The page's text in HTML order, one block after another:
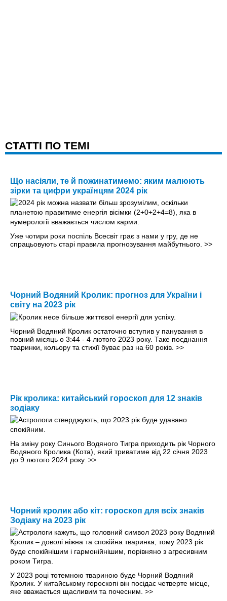
CТАТТІ ПО ТЕМІ
Що насіяли, те й пожинатимемо: яким малюють
зірки та цифри українцям 2024 рік
Уже чотири роки поспіль Всесвіт грає з нами у гру, де не
спрацьовують старі правила прогнозування майбутнього. >>
Чорний Водяний Кролик: прогноз для України і
світу на 2023 рік
Чорний Водяний Кролик остаточно вступив у панування в
повний місяць о 3:44 - 4 лютого 2023 року. Таке поєднання
тваринки, кольору та стихії буває раз на 60 років. >>
Рік кролика: китайський гороскоп для 12 знаків
зодіаку
На зміну року Синього Водяного Тигра приходить рік Чорного
Водяного Кролика (Кота), який триватиме від 22 січня 2023
до 9 лютого 2024 року. >>
Чорний кролик або кіт: гороскоп для всіх знаків
Зодіаку на 2023 рік
У 2023 році тотемною твариною буде Чорний Водяний
Кролик. У китайському гороскопі він посідає четверте місце,
яке вважається щасливим та почесним. >>